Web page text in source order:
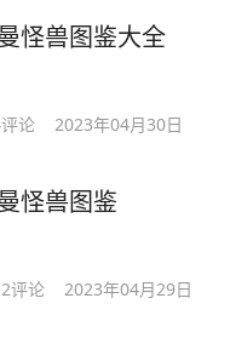
怪兽图鉴大全
评论 2023年04月30日
怪兽图鉴
评论 2023年04月29日